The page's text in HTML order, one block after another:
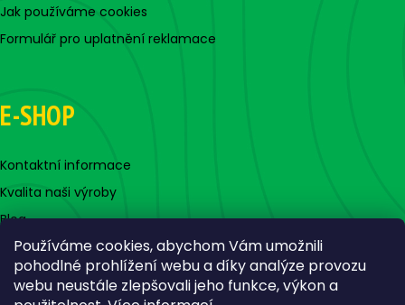
Používáme cookies, abychom Vám umožnili
pohodlné prohlížení webu a díky analýze provozu
webu neustále zlepšovali jeho funkce, výkon a
Jak používáme cookies
Formulář pro uplatnění reklamace
E-SHOP
Kontaktní informace
Kvalita naši výroby
Blog